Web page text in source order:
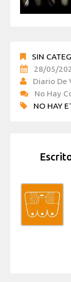
SIN
28/05/
Diario De
No Hay
NO HAY